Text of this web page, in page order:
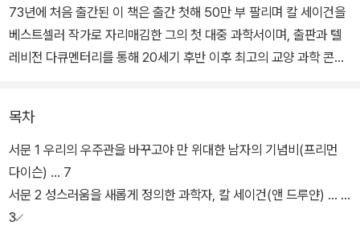
73년에 처음 출간된 이 책은 출간 첫해 50만 부 팔리며 칼 세이건을
베스트셀러 작가로 자리매김한 그의 첫 대중 과학서이며, 출판과 텔
레비전 다큐멘터리를 통해 20세기 후반 이후 최고의 교양 과학 콘텐
과학 교양서의 모범적인 형식을 잘 보여 준다. 현대 천문학과 우주 탐
사가 가져다줄 새로운 세계관, 또는 인간과 지구에 대한 통찰을, 197
0년대 초반 칼 세이건 본인이 참여한 파이오니어 계획이나 매리너 계
획의 (당시로서는) 최신 과학적 성과를 버무려서 소개하고, 이것을 다
시 외계 생명체 또는 지성체 탐사라는 (당시로서는) 미래적 연구에 대
목차
서문 1 우리의 우주관을 바꾸고야 만 위대한 남자의 기념비(프리먼
다이슨) … 7
서문 2 성스러움을 새롭게 정의한 과학자, 칼 세이건(앤 드루얀) … 1
3